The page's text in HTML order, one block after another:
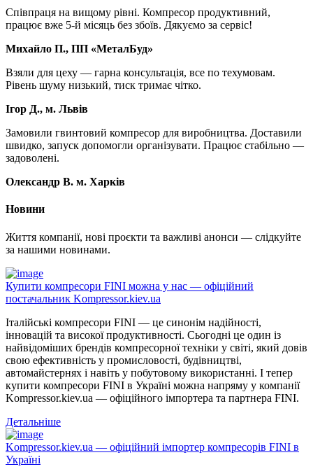
Співпраця на вищому рівні. Компресор продуктивний,
працює вже 5-й місяць без збоїв. Дякуємо за сервіс!
Михайло П., ПП «МеталБуд»
Взяли для цеху — гарна консультація, все по техумовам.
Рівень шуму низький, тиск тримає чітко.
Ігор Д., м. Львів
Замовили гвинтовий компресор для виробництва. Доставили
швидко, запуск допомогли організувати. Працює стабільно —
задоволені.
Олександр В. м. Харків
Новини
Життя компанії, нові проєкти та важливі анонси — слідкуйте
за нашими новинами.
Купити компресори FINI можна у нас — офіційний
постачальник Kompressor.kiev.ua
Італійські компресори FINI — це синонім надійності,
інновацій та високої продуктивності. Сьогодні це один із
найвідоміших брендів компресорної техніки у світі, який довів
свою ефективність у промисловості, будівництві,
автомайстернях і навіть у побутовому використанні. І тепер
купити компресори FINI в Україні можна напряму у компанії
Kompressor.kiev.ua — офіційного імпортера та партнера FINI.
Детальніше
Kompressor.kiev.ua — офіційний імпортер компресорів FINI в
Україні